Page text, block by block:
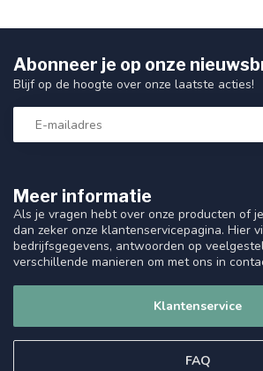
Meer informatie
Als je vragen hebt over onze producten of
dan zeker onze klantenservicepagina. Hier
bedrijfsgegevens, antwoorden op
verschillende manieren om met ons in
Klantenservice
FAQ
Abonneer je op onze
Blijf op de hoogte over onze laatste acties!